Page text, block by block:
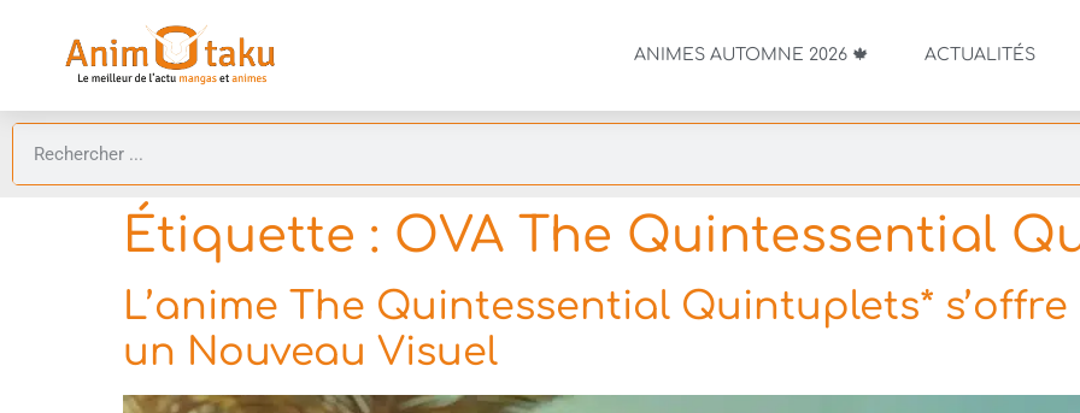
ANIMES AUTOMNE 2026 🍁 ACTUALITÉS
Étiquette : OVA The Quintessential
L’anime The Quintessential Quintuplets*
un Nouveau Visuel